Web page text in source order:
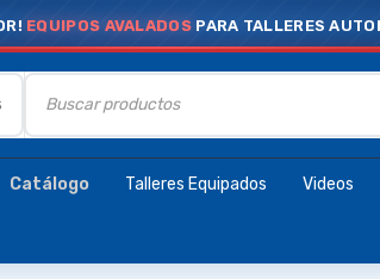
EQUIPOS AVALADOSPARA TALLERES
Catálogo Talleres Equipados Videos